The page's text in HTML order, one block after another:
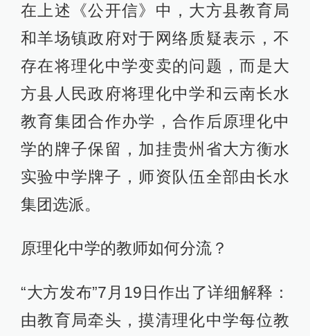
在上述《公开信》中，大方县教育局
和羊场镇政府对于网络质疑表示，不
存在将理化中学变卖的问题，而是大
方县人民政府将理化中学和云南长水
教育集团合作办学，合作后原理化中
学的牌子保留，加挂贵州省大方衡水
实验中学牌子，师资队伍全部由长水
集团选派。
原理化中学的教师如何分流？
“大方发布”7月19日作出了详细解释：
由教育局牵头，摸清理化中学每位教